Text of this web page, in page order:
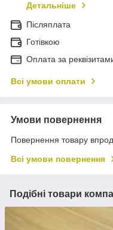
Детальніше
Післяплата
Готівкою
Оплата за
Всі умови оплати
Умови повернення
Повернення товару
Всі умови повернення
Подібні товари